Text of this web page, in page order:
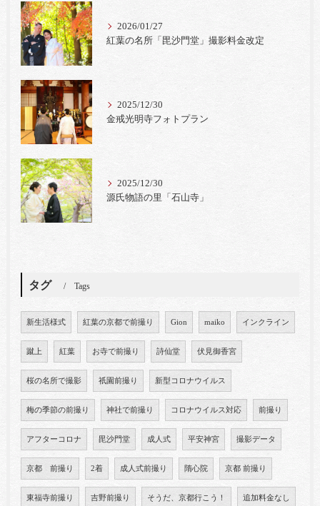
2026/01/27
紅葉の名所「毘沙門堂」撮影料金改定
2025/12/30
金戒光明寺フォトプラン
2025/12/30
源氏物語の里「石山寺」
タグ Tags
新生活様式 紅葉の京都で前撮り Gion maiko インクライン
蹴上 紅葉 お寺で前撮り 詩仙堂 伏見御香宮
桜の名所で撮影 祇園前撮り 新型コロナウイルス
梅の季節の前撮り 神社で前撮り コロナウイルス対応 前撮り
アフターコロナ 毘沙門堂 成人式 平安神宮 撮影データ
京都 前撮り 2着 成人式前撮り 隋心院 京都 前撮り
東福寺前撮り 吉野前撮り そうだ、京都行こう！ 追加料金なし